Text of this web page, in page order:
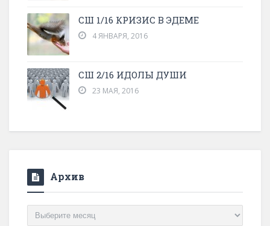
СШ 1/16 КРИЗИС В ЭДЕМЕ
4 ЯНВАРЯ, 2016
СШ 2/16 ИДОЛЫ ДУШИ
23 МАЯ, 2016
Архив
Архив